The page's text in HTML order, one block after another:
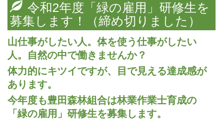
令和2年度「緑の雇用」研修生を
募集します！（締め切りました）
山仕事がしたい人。体を使う仕事がしたい
人。自然の中で働きませんか？
体力的にキツイですが、目で見える達成感が
あります。
今年度も豊田森林組合は林業作業士育成の
「緑の雇用」研修生を募集します。